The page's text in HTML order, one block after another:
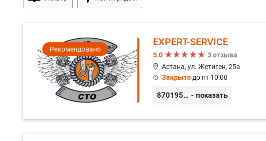
Рекомендовано
EXPERT-SERVICE
5.0
3 отзыва
Астана, ул. Жетиген, 25а
Закрытодо пт 10:00
87019590300 - показать